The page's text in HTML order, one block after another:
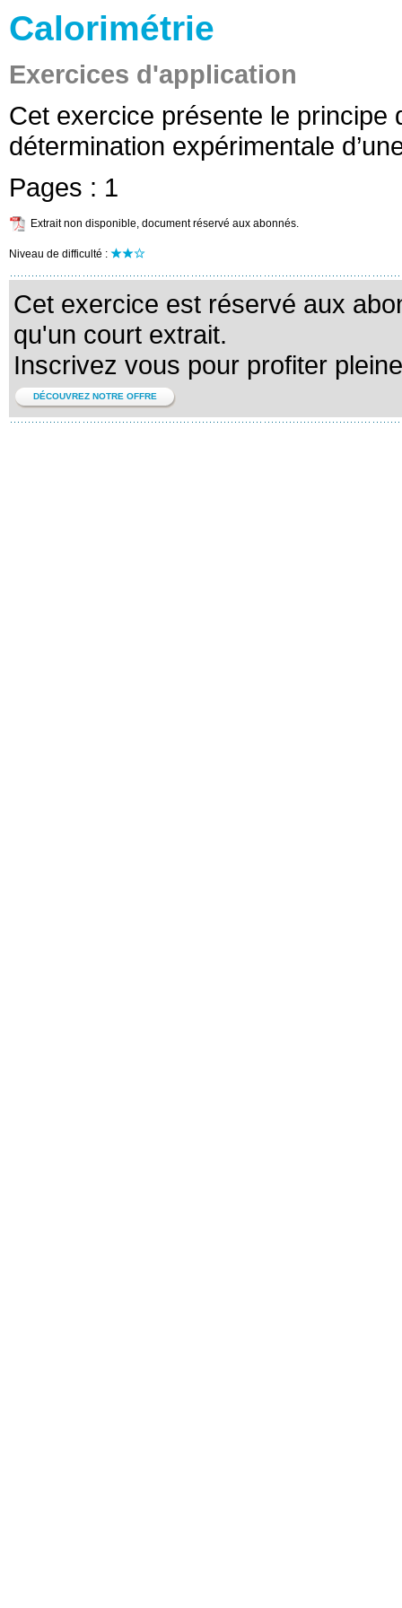
Calorimétrie
Exercices d'application
Cet exercice présente le principe
détermination expérimentale
Pages : 1
Extrait non disponible, document réservé aux abonnés.
Niveau de difficulté :
Cet exercice est réservé aux
qu'un court extrait.
Inscrivez vous pour profiter
DÉCOUVREZ NOTRE OFFRE